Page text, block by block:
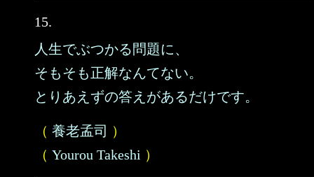
15.
人生でぶつかる問題に、
そもそも正解なんてない。
とりあえずの答えがあるだけです。
（ 養老孟司 ）
（ Yourou Takeshi ）